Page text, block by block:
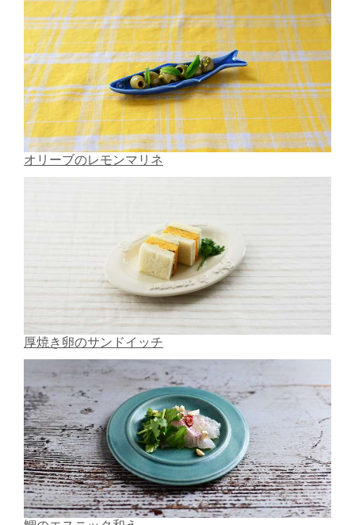
オリーブのレモンマリネ
厚焼き卵のサンドイッチ